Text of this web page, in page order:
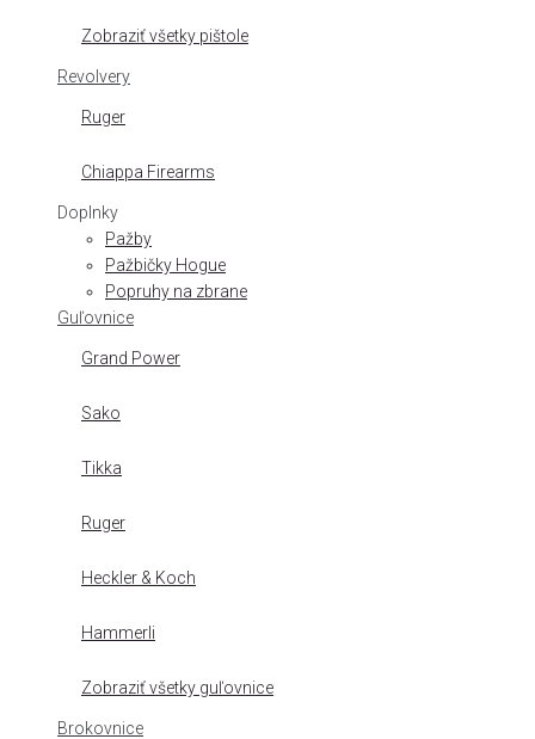
Zobraziť všetky pištole
Revolvery
Ruger
Chiappa Firearms
Doplnky
Pažby
Pažbičky Hogue
Popruhy na zbrane
Guľovnice
Grand Power
Sako
Tikka
Ruger
Heckler & Koch
Hammerli
Zobraziť všetky guľovnice
Brokovnice